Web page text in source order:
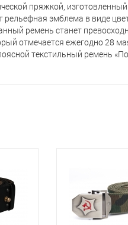
пряжкой, изготовленный
эмблема в виде
ремень станет
отмечается ежегодно 28
текстильный ремень